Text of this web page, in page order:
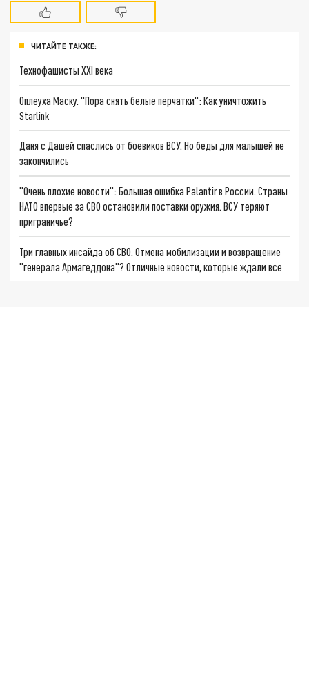
ЧИТАЙТЕ ТАКЖЕ:
Технофашисты XXI века
Оплеуха Маску. "Пора снять белые перчатки": Как уничтожить
Starlink
Даня с Дашей спаслись от боевиков ВСУ. Но беды для малышей не
закончились
"Очень плохие новости": Большая ошибка Palantir в России. Страны
НАТО впервые за СВО остановили поставки оружия. ВСУ теряют
приграничье?
Три главных инсайда об СВО. Отмена мобилизации и возвращение
"генерала Армагеддона"? Отличные новости, которые ждали все